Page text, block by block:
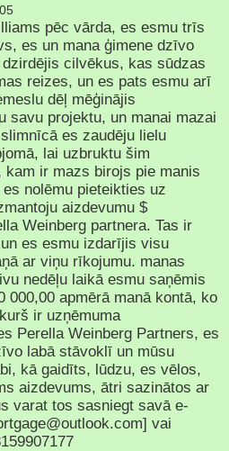
pēc vārda, es esmu trīs
es un mana ģimene dzīvo
cilvēkus, kas sūdzas
reizes, un es pats esmu arī
dēļ mēģinājis
savu projektu, un manai mazai
es zaudēju lielu
lai uzbruktu šim
kam ir mazs birojs pie manis
nolēmu pieteikties uz
aizdevumu $
Weinberg partnera. Tas ir
es esmu izdarījis visu
ar viņu rīkojumu. manas
nedēļu laikā esmu saņēmis
000,00 apmērā manā kontā, ko
ir uzņēmuma
Perella Weinberg Partners, es
labā stāvoklī un mūsu
kā gaidīts, lūdzu, es vēlos,
aizdevums, ātri sazinātos ar
varat tos sasniegt savā e-
vai